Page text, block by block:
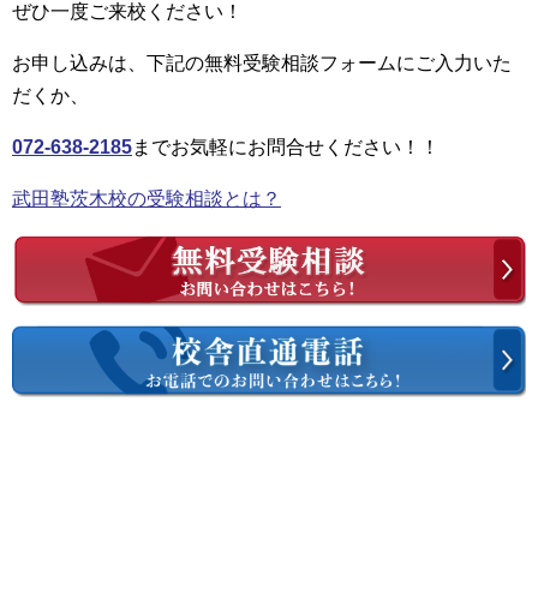
ぜひ一度ご来校ください！
お申し込みは、下記の無料受験相談フォームにご入力いた
だくか、
072-638-2185までお気軽にお問合せください！！
武田塾茨木校の受験相談とは？